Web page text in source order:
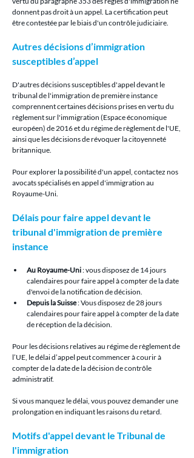
donnent pas droit à un appel. La certification peut
être contestée par le biais d'un contrôle judiciaire.
Autres décisions d’immigration
susceptibles d’appel
D'autres décisions susceptibles d'appel devant le
tribunal de l'immigration de première instance
comprennent certaines décisions prises en vertu du
règlement sur l'immigration (Espace économique
européen) de 2016 et du régime de règlement de l'UE,
ainsi que les décisions de révoquer la citoyenneté
britannique.
Pour explorer la possibilité d'un appel, contactez nos
avocats spécialisés en appel d'immigration au
Royaume-Uni.
Délais pour faire appel devant le
tribunal d'immigration de première
instance
Au Royaume-Uni : vous disposez de 14 jours
calendaires pour faire appel à compter de la date
d'envoi de la notification de décision.
Depuis la Suisse : Vous disposez de 28 jours
calendaires pour faire appel à compter de la date
de réception de la décision.
Pour les décisions relatives au régime de règlement de
l’UE, le délai d’appel peut commencer à courir à
compter de la date de la décision de contrôle
administratif.
Si vous manquez le délai, vous pouvez demander une
prolongation en indiquant les raisons du retard.
Motifs d'appel devant le Tribunal de
l'immigration